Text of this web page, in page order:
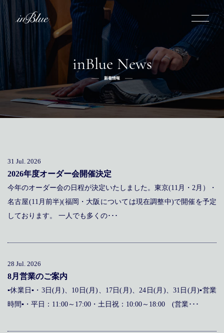
inBlueについて
inBlueの強み ヒストリー
オーダー方法
ふるさと納税
リボーン
新着
ニュース インタビュー
社長ブログ
採用情報
新卒採用 店舗概要
JP EN
inBlue News
新着情報
31 Jul. 2026
2026年度オーダー会開催決定
今年のオーダー会の日程が決定いたしました。東京(11月・2月）・
名古屋(11月前半)(福岡・大阪については現在調整中)で開催を予定
しております。 一人でも多くの･･･
28 Jul. 2026
8月営業のご案内
▪休業日▪・3日(月)、10日(月)、17日(月)、24日(月)、31日(月)▪営業
時間▪・平日：11:00～17:00・土日祝：10:00～18:00 (営業･･･